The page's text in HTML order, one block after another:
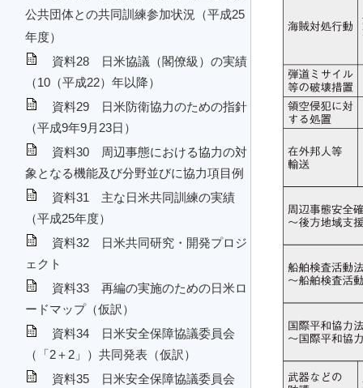
公共団体との共同訓練参加状況（平成25
年度）
資料28 日米協議（閣僚級）の実績
（10（平成22）年以降）
資料29 日米防衛協力のための指針
（平成9年9月23日）
資料30 周辺事態における協力の対
象となる機能及び分野並びに協力項目例
資料31 主な日米共同訓練の実績
（平成25年度）
資料32 日米共同研究・開発プロジ
ェクト
資料33 再編の実施のための日米ロ
ードマップ（仮訳）
資料34 日米安全保障協議委員会
（「2＋2」）共同発表（仮訳）
資料35 日米安全保障協議委員会